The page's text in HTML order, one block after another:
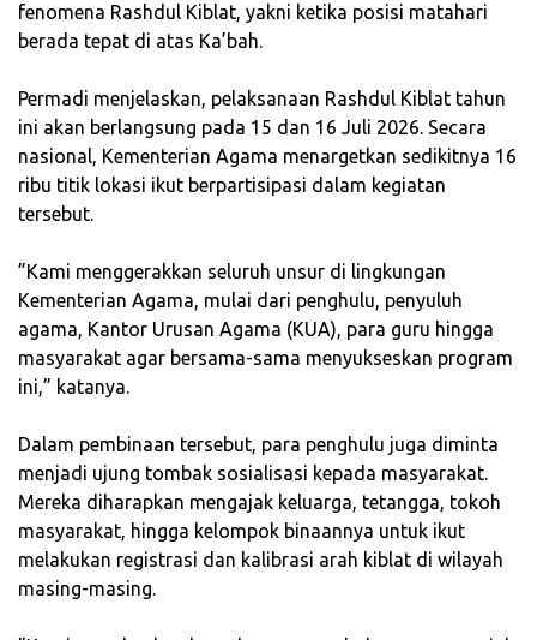
fenomena Rashdul Kiblat, yakni ketika posisi matahari
berada tepat di atas Ka’bah.
‎Permadi menjelaskan, pelaksanaan Rashdul Kiblat tahun
ini akan berlangsung pada 15 dan 16 Juli 2026. Secara
nasional, Kementerian Agama menargetkan sedikitnya 16
ribu titik lokasi ikut berpartisipasi dalam kegiatan
tersebut.
‎”Kami menggerakkan seluruh unsur di lingkungan
Kementerian Agama, mulai dari penghulu, penyuluh
agama, Kantor Urusan Agama (KUA), para guru hingga
masyarakat agar bersama-sama menyukseskan program
ini,” katanya.
‎Dalam pembinaan tersebut, para penghulu juga diminta
menjadi ujung tombak sosialisasi kepada masyarakat.
Mereka diharapkan mengajak keluarga, tetangga, tokoh
masyarakat, hingga kelompok binaannya untuk ikut
melakukan registrasi dan kalibrasi arah kiblat di wilayah
masing-masing.